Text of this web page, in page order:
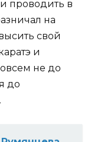
проводить в
на
свой
и
не до
до